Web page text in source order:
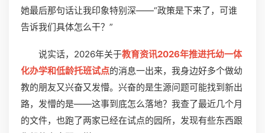
她最后那句话让我印象特别深——“政策是下来了，可谁
告诉我们具体怎么干？”
说实话，2026年关于教育资讯2026年推进托幼一体
化办学和低龄托班试点的消息一出来，我身边好多个做幼
教的朋友又兴奋又发懵。兴奋的是生源问题可能找到新出
路，发懵的是——这事到底怎么落地？我查了最近几个月
的文件，也跑了两家已经在试点的园所，发现有些东西跟